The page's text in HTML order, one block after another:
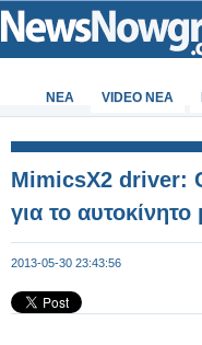
ΝΕΑ VIDEO NEA
MimicsX2 driver:
για το
2013-05-30 23:43:56